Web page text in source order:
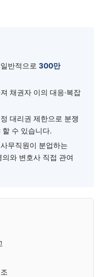
반적으로 300만
채권자 이의 대응·복잡
대리권 제한으로 분쟁
수 있습니다.
무직원이 분업하는
와 변호사 직접 관여